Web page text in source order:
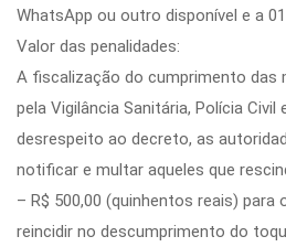
WhatsApp ou outro disponível e a
Valor das penalidades:
A fiscalização do cumprimento das
pela Vigilância Sanitária, Polícia Civil
desrespeito ao decreto, as
notificar e multar aqueles que
– R$ 500,00 (quinhentos reais) para
reincidir no descumprimento do